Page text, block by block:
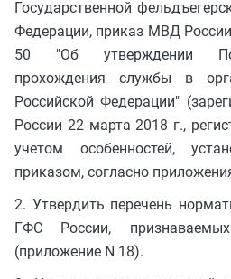
Государственной
Федерации, приказ МВД
50 "Об утверждении
прохождения службы в
Российской Федерации"
России 22 марта 2018 г.,
учетом особенностей,
приказом, согласно
2. Утвердить перечень
ГФС России,
(приложение N 18).